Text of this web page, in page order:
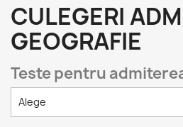
CULEGERI
GEOGRAFIE
Teste pentru
Alege